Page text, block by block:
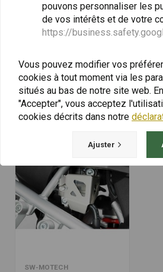
Anneau de Réservoir
ION Suzuki DL1000 V-
Strom ('02-'12)/DL 650
('04-'11) | Le Noir
€14,88
|
V-
V-
SW-MOTECH
pouvons personnaliser les
de vos intérêts et de votre
https://
Vous pouvez modifier vos
cookies à tout moment via les
situés au bas de notre site web.
"Accepter", vous acceptez
cookies décrits dans notre
Ajuster